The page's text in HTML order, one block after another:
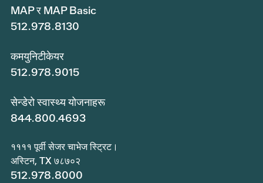
MAP र MAP Basic
512.978.8130
कमयुनिटीकेयर
512.978.9015
सेन्डेरो स्वास्थ्य योजनाहरू
844.800.4693
११११ पूर्वी सेजर चाभेज स्ट्रिट।
अस्टिन, TX ७८७०२
512.978.8000